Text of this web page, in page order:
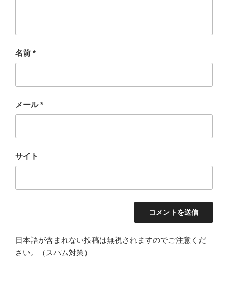
名前 *
メール*
サイト
日本語が含まれない投稿は無視されますのでご注意くだ
さい。（スパム対策）